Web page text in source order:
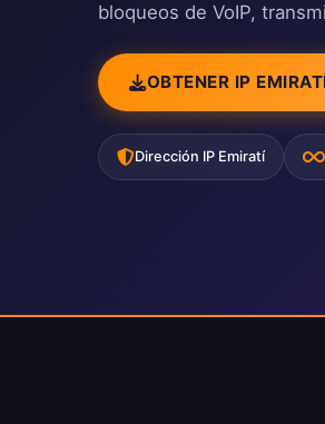
bloqueos de VoIP,
OBTENER IP
Dirección IP Emiratí